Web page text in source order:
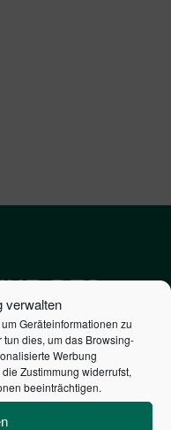
verwalten
Geräteinformationen zu
dies, um das Browsing-
Werbung
Zustimmung widerrufst,
beeinträchtigen.
DES
€